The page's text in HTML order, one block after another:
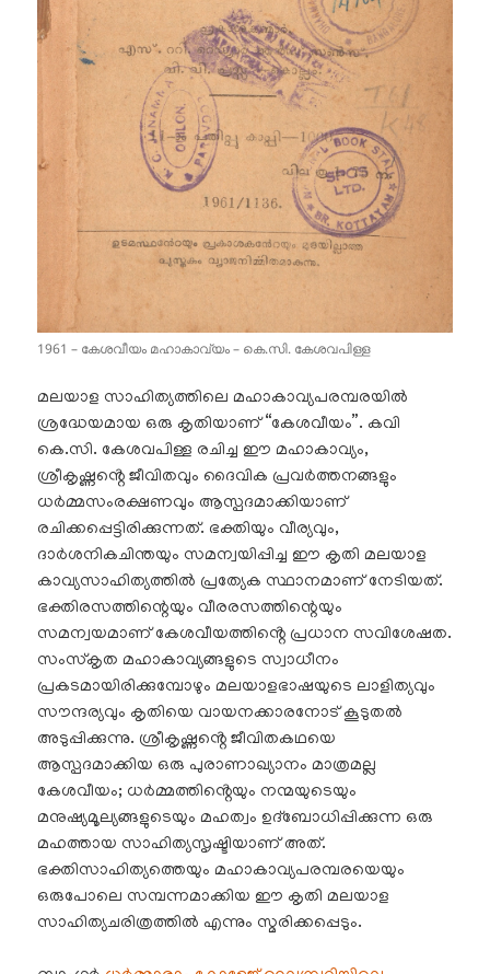
1961 – കേശവീയം മഹാകാവ്യം – കെ.സി. കേശവപിള്ള
മലയാള സാഹിത്യത്തിലെ മഹാകാവ്യപരമ്പരയിൽ
ശ്രദ്ധേയമായ ഒരു കൃതിയാണ് “കേശവീയം”. കവി
കെ.സി. കേശവപിള്ള രചിച്ച ഈ മഹാകാവ്യം,
ശ്രീകൃഷ്ണൻ്റെ ജീവിതവും ദൈവിക പ്രവർത്തനങ്ങളും
ധർമ്മസംരക്ഷണവും ആസ്പദമാക്കിയാണ്
രചിക്കപ്പെട്ടിരിക്കുന്നത്. ഭക്തിയും വീര്യവും,
ദാർശനികചിന്തയും സമന്വയിപ്പിച്ച ഈ കൃതി മലയാള
കാവ്യസാഹിത്യത്തിൽ പ്രത്യേക സ്ഥാനമാണ് നേടിയത്.
ഭക്തിരസത്തിന്റെയും വീരരസത്തിന്റെയും
സമന്വയമാണ് കേശവീയത്തിൻ്റെ പ്രധാന സവിശേഷത.
സംസ്കൃത മഹാകാവ്യങ്ങളുടെ സ്വാധീനം
പ്രകടമായിരിക്കുമ്പോഴും മലയാളഭാഷയുടെ ലാളിത്യവും
സൗന്ദര്യവും കൃതിയെ വായനക്കാരനോട് കൂടുതൽ
അടുപ്പിക്കുന്നു. ശ്രീകൃഷ്ണൻ്റെ ജീവിതകഥയെ
ആസ്പദമാക്കിയ ഒരു പുരാണാഖ്യാനം മാത്രമല്ല
കേശവീയം; ധർമ്മത്തിൻ്റെയും നന്മയുടെയും
മനുഷ്യമൂല്യങ്ങളുടെയും മഹത്വം ഉദ്ബോധിപ്പിക്കുന്ന ഒരു
മഹത്തായ സാഹിത്യസൃഷ്ടിയാണ് അത്.
ഭക്തിസാഹിത്യത്തെയും മഹാകാവ്യപരമ്പരയെയും
ഒരുപോലെ സമ്പന്നമാക്കിയ ഈ കൃതി മലയാള
സാഹിത്യചരിത്രത്തിൽ എന്നും സ്മരിക്കപ്പെടും.